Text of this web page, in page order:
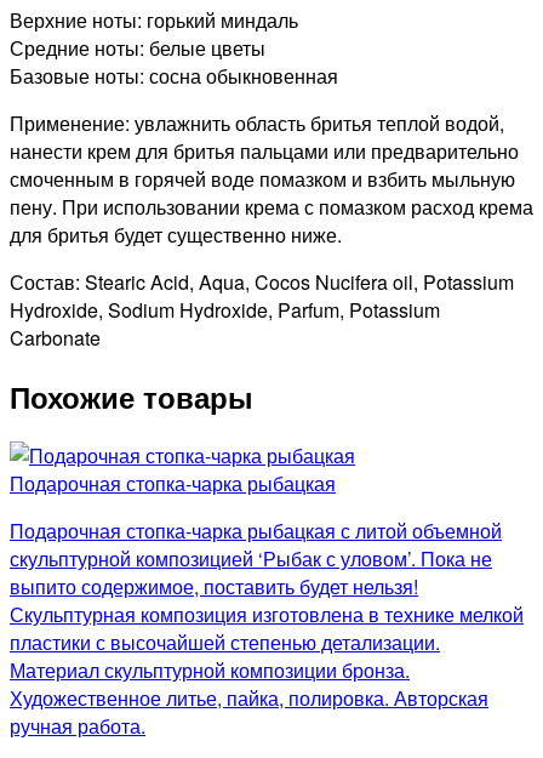
Верхние ноты: горький миндаль
Средние ноты: белые цветы
Базовые ноты: сосна обыкновенная
Применение: увлажнить область бритья теплой водой,
нанести крем для бритья пальцами или предварительно
смоченным в горячей воде помазком и взбить мыльную
пену. При использовании крема с помазком расход крема
для бритья будет существенно ниже.
Состав: Stearic Acid, Aqua, Cocos Nucifera oil, Potassium
Hydroxide, Sodium Hydroxide, Parfum, Potassium
Carbonate
Похожие товары
Подарочная стопка-чарка рыбацкая
Подарочная стопка-чарка рыбацкая с литой объемной
скульптурной композицией ‘Рыбак с уловом’. Пока не
выпито содержимое, поставить будет нельзя!
Скульптурная композиция изготовлена в технике мелкой
пластики с высочайшей степенью детализации.
Материал скульптурной композиции бронза.
Художественное литье, пайка, полировка. Авторская
ручная работа.